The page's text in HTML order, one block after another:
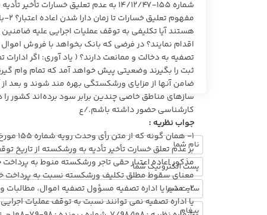
شماره ۱۵۵-۱۴/۱۲/۴۷ به عدم تعلیق
هستند آیا تکلیفی به توقف عملیات اجرایی علیه
اقدام نمایند؟ در فرضی که بانک بخواهد با فروش اموال
تصفیه به دخالت و ممانعت دارند؟ ( یاد آوری: اگر
ثبت را بگیرند وضعیتی پیش خواهد آمد که تمام وام
ضامن آنها از مزایای ورشکستگی بهره مند شوند و بعد
سازهای مناطق خاصی چندین برابر سود برده‌اند کشور
کارشناسی حضور داشته باشم./ع
جواب نظریه :
معنای سقوط مطلق تکلیف ورشکسته نسبت به پرداخت
۲- مدیر یا اداره تصفیه مسؤول تصفیه اموال،
یا اداره تصفیه نمی توانند نسبت به توقف عملیات